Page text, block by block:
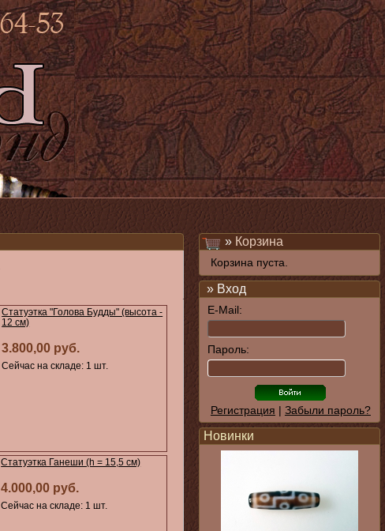
Статуэтка "Голова Будды" (высота -
12 см)
3.800,00 руб.
Сейчас на складе: 1 шт.
Статуэтка Ганеши (h = 15,5 см)
4.000,00 руб.
Сейчас на складе: 1 шт.
» Корзина
Корзина пуста.
» Вход
E-Mail:
Пароль:
Регистрация | Забыли пароль?
Новинки